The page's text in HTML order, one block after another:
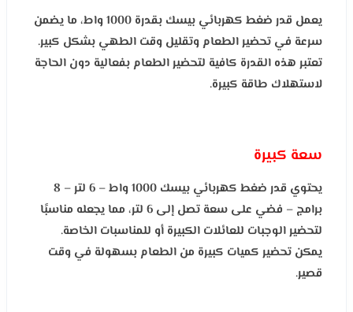
يعمل قدر ضغط كهربائي بيسك بقدرة 1000 واط، ما يضمن
سرعة في تحضير الطعام وتقليل وقت الطهي بشكل كبير.
تعتبر هذه القدرة كافية لتحضير الطعام بفعالية دون الحاجة
لاستهلاك طاقة كبيرة.
سعة كبيرة
يحتوي قدر ضغط كهربائي بيسك 1000 واط – 6 لتر – 8
برامج – فضي على سعة تصل إلى 6 لتر، مما يجعله مناسبًا
لتحضير الوجبات للعائلات الكبيرة أو للمناسبات الخاصة.
يمكن تحضير كميات كبيرة من الطعام بسهولة في وقت
قصير.